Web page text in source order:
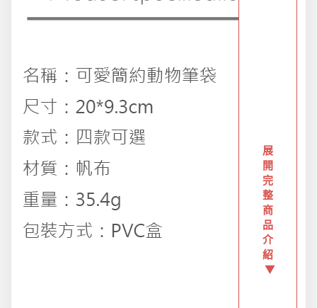
夏日涼涼專區
年終大促專區
展
開
完
整
商
品
介
紹
▼